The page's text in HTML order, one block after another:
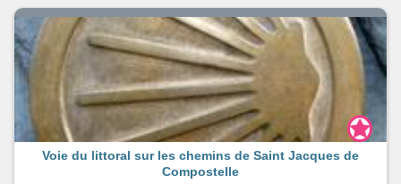
Voie du littoral sur les chemins de Saint Jacques de
Compostelle